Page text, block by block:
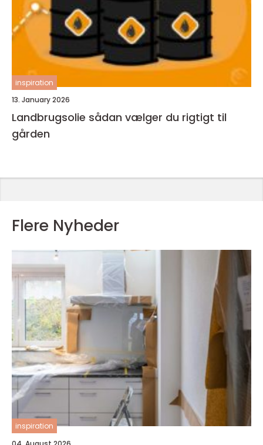
inspiration
13. January 2026
Landbrugsolie sådan vælger du rigtigt til
gården
Flere Nyheder
inspiration